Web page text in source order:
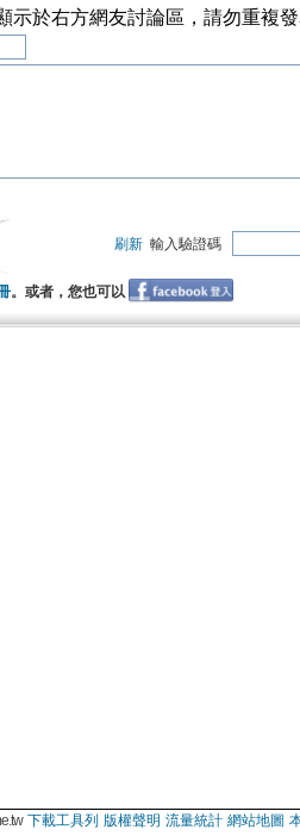
示於右方網友討論區，請勿重複發
刷新 輸入驗證碼
。或者，您也可以
下載工具列 版權聲明 流量統計 網站地圖